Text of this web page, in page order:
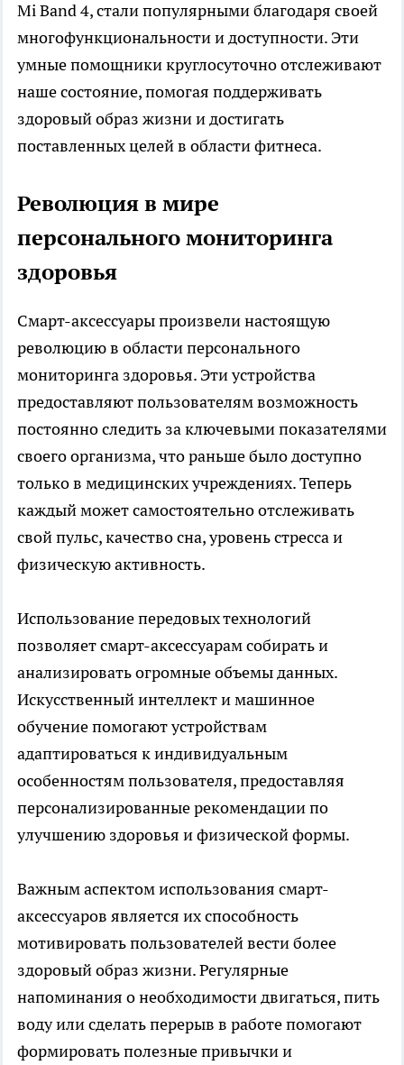
Mi Band 4, стали популярными благодаря своей
многофункциональности и доступности. Эти
умные помощники круглосуточно отслеживают
наше состояние, помогая поддерживать
здоровый образ жизни и достигать
поставленных целей в области фитнеса.
Революция в мире
персонального мониторинга
здоровья
Смарт-аксессуары произвели настоящую
революцию в области персонального
мониторинга здоровья. Эти устройства
предоставляют пользователям возможность
постоянно следить за ключевыми показателями
своего организма, что раньше было доступно
только в медицинских учреждениях. Теперь
каждый может самостоятельно отслеживать
свой пульс, качество сна, уровень стресса и
физическую активность.
Использование передовых технологий
позволяет смарт-аксессуарам собирать и
анализировать огромные объемы данных.
Искусственный интеллект и машинное
обучение помогают устройствам
адаптироваться к индивидуальным
особенностям пользователя, предоставляя
персонализированные рекомендации по
улучшению здоровья и физической формы.
Важным аспектом использования смарт-
аксессуаров является их способность
мотивировать пользователей вести более
здоровый образ жизни. Регулярные
напоминания о необходимости двигаться, пить
воду или сделать перерыв в работе помогают
формировать полезные привычки и